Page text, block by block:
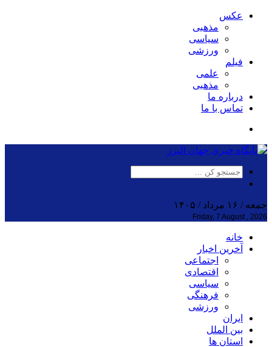
عکس
مذهبی
سیاسی
ورزشی
فیلم
علمی
مذهبی
درباره ما
تماس با ما
جمعه / ۱۶ مرداد / ۱۴۰۵
Friday, 7 August , 2026
خانه
آخرین اخبار
اجتماعی
اقتصادی
سیاسی
فرهنگی
ورزشی
ایران
بین الملل
استان ها